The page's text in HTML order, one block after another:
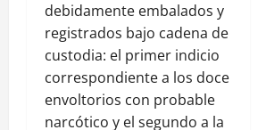
debidamente embalados y
registrados bajo cadena de
custodia: el primer indicio
correspondiente a los doce
envoltorios con probable
narcótico y el segundo a la